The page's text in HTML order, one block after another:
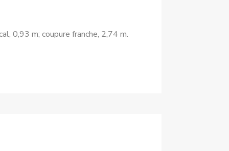
0,93 m; coupure franche, 2,74 m.